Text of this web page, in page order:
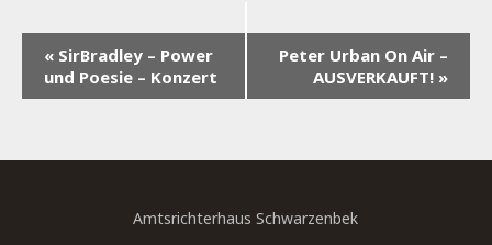
A
« SirBradley – Power
und Poesie – Konzert
Peter Urban On Air –
AUSVERKAUFT! »
Amtsrichterhaus Schwarzenbek